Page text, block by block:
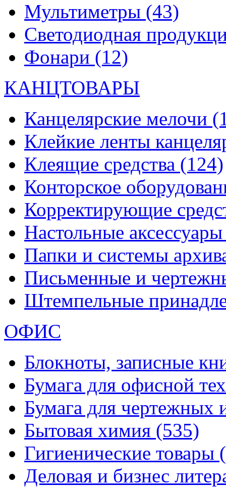
Мультиметры (43)
Светодиодная
Фонари (12)
КАНЦТОВАРЫ
Канцелярские мелочи
Клейкие ленты
Клеящие средства (124)
Конторское
Корректирующие
Настольные
Папки и системы
Письменные и
Штемпельные
ОФИС
Блокноты, записные
Бумага для офисной
Бумага для чертежных
Бытовая химия (535)
Гигиенические товары
Деловая и бизнес